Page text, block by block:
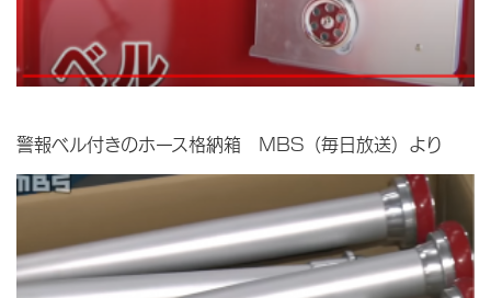
警報ベル付きのホース格納箱 MBS（毎日放送）より